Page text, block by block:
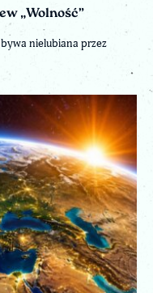
„Wolność”
nielubiana przez